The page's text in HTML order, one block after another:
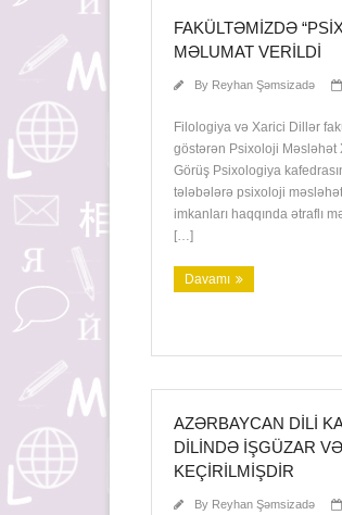
FAKÜLTƏMIZDƏ
MƏLUMAT VERILDI
By Reyhan Şəmsizadə
Filologiya və Xarici Dillər
göstərən Psixoloji Məsləhət
Görüş Psixologiya
tələbələrə psixoloji
imkanları haqqında ətraflı
[…]
Davamı
AZƏRBAYCAN DILI
DILINDƏ IŞGÜZAR
KEÇIRILMIŞDIR
By Reyhan Şəmsizadə